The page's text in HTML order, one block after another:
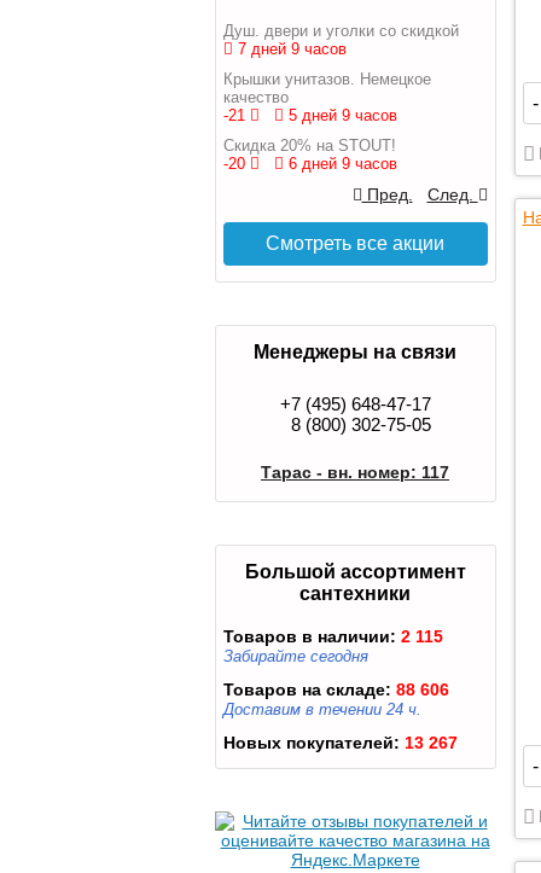
Душ. двери и уголки со скидкой
7 дней 9 часов
Крышки унитазов. Немецкое
качество
-21
5 дней 9 часов
Скидка 20% на STOUT!
-20
6 дней 9 часов
Пред. След.
Смотреть все акции
Менеджеры на связи
+7 (495) 648-47-17
8 (800) 302-75-05
Тарас - вн. номер: 117
Большой ассортимент
сантехники
Товаров в наличии: 2 115
Забирайте сегодня
Товаров на складе: 88 606
Доставим в течении 24 ч.
Новых покупателей: 13 267
-
-